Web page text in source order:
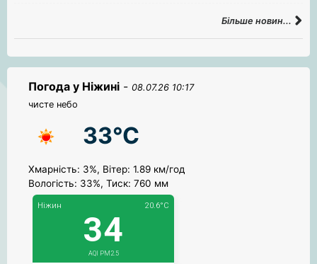
Більше новин...
Погода у Ніжині - 08.07.26 10:17
чисте небо
33°C
Хмарність: 3%, Вітер: 1.89 км/год
Вологість: 33%, Тиск: 760 мм